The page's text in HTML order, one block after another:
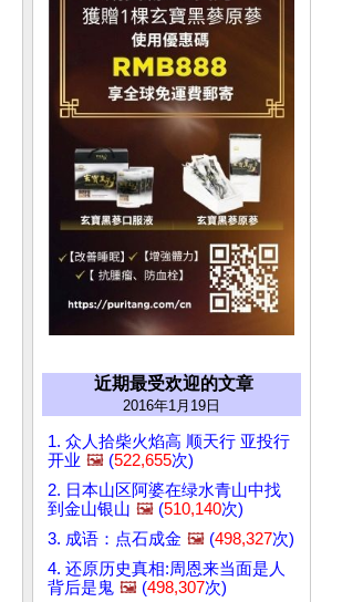
近期最受欢迎的文章
2016年1月19日
1. 众人拾柴火焰高 顺天行 亚投行
开业 🖼️ (522,655次)
2. 日本山区阿婆在绿水青山中找
到金山银山 🖼️ (510,140次)
3. 成语：点石成金 🖼️ (498,327次)
4. 还原历史真相:周恩来当面是人
背后是鬼 🖼️ (498,307次)